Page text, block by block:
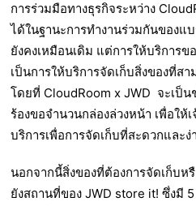
การร่วมมือทางธุรกิจระหว่าง
ได้ในฐานะการทำงานร่วมกันของ
ยังคงเหมือนเดิม แต่การให้บริการข
เป็นการให้บริการจัดเก็บสิ่งของที่ส
โดยที่ CloudRoom x JWD จะเป็น
ร้องขอจำนวนกล่องล่วงหน้า เพื่อให้
บริการเพื่อการจัดเก็บที่สะดวกและ
นอกจากนี้สิ่งของที่ต้องการจัดเก็บห
ยังสถานที่ของ JWD store it! ซึ่งมี 5